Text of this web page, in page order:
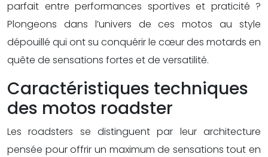
parfait entre performances sportives et praticité ?
Plongeons dans l’univers de ces motos au style
dépouillé qui ont su conquérir le cœur des motards en
quête de sensations fortes et de versatilité.
Caractéristiques techniques
des motos roadster
Les roadsters se distinguent par leur architecture
pensée pour offrir un maximum de sensations tout en